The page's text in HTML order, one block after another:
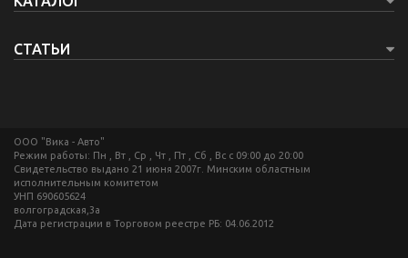
СТАТЬИ
ООО "Вика - Авто"
Режим работы: Пн , Вт , Ср , Чт , Пт , Сб , Вс c 09:00 до 20:00
Свидетельство выдано 21 июня 2007г. Минским областным
исполнительным комитетом
УНП 690605624
волгоградская,3а
Дата регистрации в Торговом реестре РБ: 04.06.2012